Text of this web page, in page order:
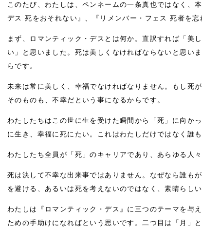
このたび、わたしは、ペンネームの一条真也ではなく、
デス 死をおそれない』、『リメンバー・フェス 死者を忘
まず、ロマンティック・デスとは何か。直訳すれば「美
い」と思いました。死は美しくなければならないと思い
らです。
未来は常に美しく、幸福でなければなりません。もし死
そのものも、不幸だという事になるからです。
わたしたちはこの世に生を受けた瞬間から「死」に向か
に生き、幸福に死にたい。これはわたしだけではなく誰
わたしたち全員が「死」のキャリアであり、あらゆる人
死は決して不幸な出来事ではありません。なぜなら誰も
を避ける、あるいは死を考えないのではなく、素晴らし
わたしは『ロマンティック・デス』に三つのテーマを与
ための手助けになればという思いです。二つ目は「月」